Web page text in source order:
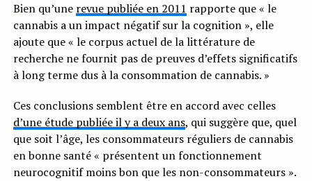
Bien qu’une revue publiée en 2011 rapporte que « le
cannabis a un impact négatif sur la cognition », elle
ajoute que « le corpus actuel de la littérature de
recherche ne fournit pas de preuves d’effets significatifs
à long terme dus à la consommation de cannabis. »
Ces conclusions semblent être en accord avec celles
d’une étude publiée il y a deux ans, qui suggère que, quel
que soit l’âge, les consommateurs réguliers de cannabis
en bonne santé « présentent un fonctionnement
neurocognitif moins bon que les non-consommateurs ».